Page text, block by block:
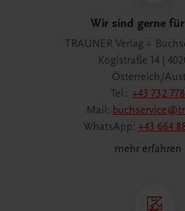
Wir sind gerne
TRAUNER Verlag +
Köglstraße 14 |
Österreich/
Tel.: +43 732
Mail:
WhatsApp: +43 664
mehr erfahren